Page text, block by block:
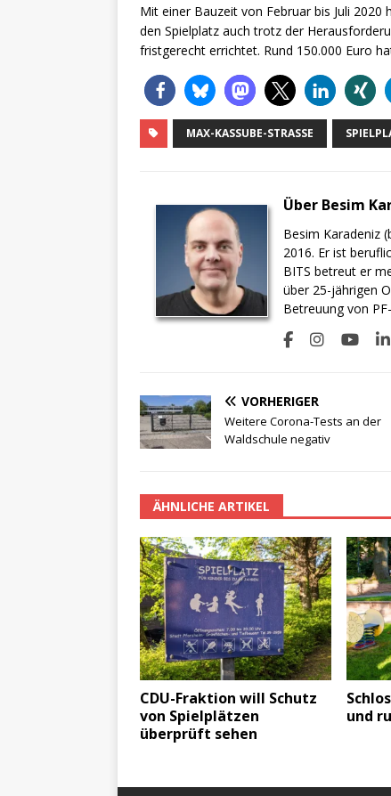
Mit einer Bauzeit von Februar bis Juli
den Spielplatz auch trotz der
fristgerecht errichtet. Rund 150.000 Euro
MAX-KASSUBE-STRASSE
Über Besim
Besim Karadeniz
2016. Er ist
BITS betreut er
über 25-jährigen
Betreuung von
VORHERIGER
Weitere Corona-Tests an der
Waldschule negativ
ÄHNLICHE ARTIKEL
CDU-Fraktion will Schutz
von Spielplätzen
überprüft sehen
und